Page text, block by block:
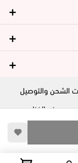
الشحن والتوصيل
عروض الغزاوي